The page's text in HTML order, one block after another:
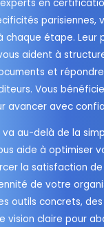
en
parisiennes,
chaque étape. Leur
aident à
et
Vous
avancer avec
au-delà de la
aide à optimiser
la satisfaction
de votre
outils concrets,
vision claire pour